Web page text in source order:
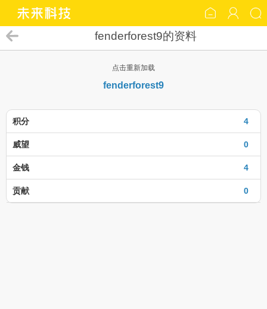
fenderforest9的资料
点击重新加载
fenderforest9
4
积分
0
威望
4
金钱
0
贡献